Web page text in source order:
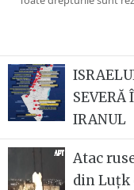
SEVERĂ
IRANUL
Atac
din Luțk